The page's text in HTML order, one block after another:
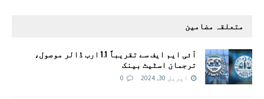
متعلقہ مضامین
آئی ایم ایف سے تقریباً 1.1 ارب ڈالر موصول،
ترجمان اسٹیٹ بینک
اپریل 30, 2024 0